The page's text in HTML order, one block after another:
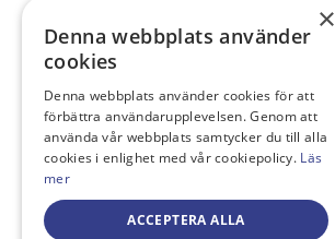
×
Denna webbplats använder
cookies
Denna webbplats använder cookies för att
förbättra användarupplevelsen. Genom att
använda vår webbplats samtycker du till alla
cookies i enlighet med vår cookiepolicy. Läs
mer
ACCEPTERA ALLA